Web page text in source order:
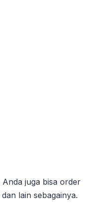
Anda juga bisa order
lain sebagainya.